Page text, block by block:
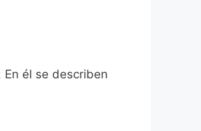
él se describen